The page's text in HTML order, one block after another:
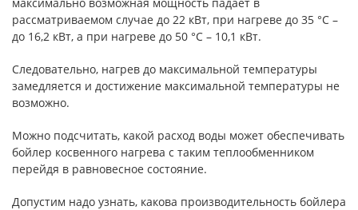
рассматриваемом случае до 22 кВт, при нагреве до 35 °С –
до 16,2 кВт, а при нагреве до 50 °С – 10,1 кВт.
Следовательно, нагрев до максимальной температуры
замедляется и достижение максимальной температуры не
возможно.
Можно подсчитать, какой расход воды может обеспечивать
бойлер косвенного нагрева с таким теплообменником
перейдя в равновесное состояние.
Допустим надо узнать, какова производительность бойлера